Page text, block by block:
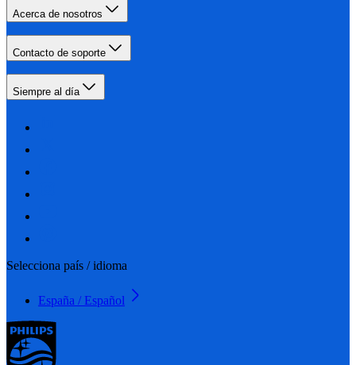
Acerca de nosotros
Contacto de soporte
Siempre al día
Selecciona país / idioma
España / Español